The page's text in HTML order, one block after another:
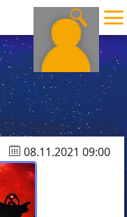
08.11.2021 09:00